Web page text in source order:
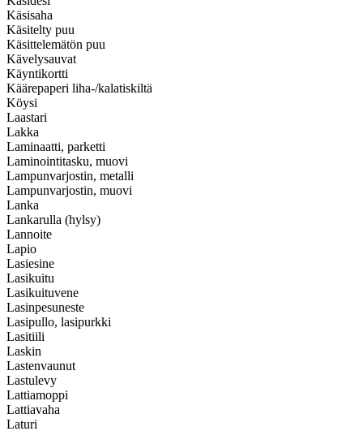
Käsisaha
Käsitelty puu
Käsittelemätön puu
Kävelysauvat
Käyntikortti
Käärepaperi liha-/kalatiskiltä
Köysi
Laastari
Lakka
Laminaatti, parketti
Laminointitasku, muovi
Lampunvarjostin, metalli
Lampunvarjostin, muovi
Lanka
Lankarulla (hylsy)
Lannoite
Lapio
Lasiesine
Lasikuitu
Lasikuituvene
Lasinpesuneste
Lasipullo, lasipurkki
Lasitiili
Laskin
Lastenvaunut
Lastulevy
Lattiamoppi
Lattiavaha
Laturi